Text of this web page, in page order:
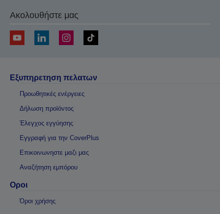
Ακολουθήστε μας
Εξυπηρετηση πελατων
Προωθητικές ενέργειες
Δήλωση προϊόντος
Έλεγχος εγγύησης
Εγγραφή για την CoverPlus
Επικοινωνηστε μαζι μας
Αναζήτηση εμπόρου
Οροι
Όροι χρήσης